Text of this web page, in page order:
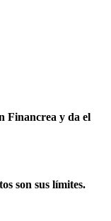
Financrea y da el
son sus límites.